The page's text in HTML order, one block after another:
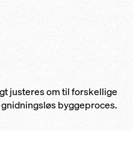
justeres om til forskellige
byggeproces.